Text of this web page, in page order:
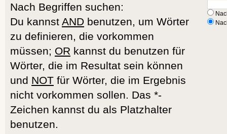
Nach Begriffen suchen:
Du kannst AND benutzen, um Wörter
zu definieren, die vorkommen
müssen; OR kannst du benutzen für
Wörter, die im Resultat sein können
und NOT für Wörter, die im Ergebnis
nicht vorkommen sollen. Das *-
Zeichen kannst du als Platzhalter
benutzen.